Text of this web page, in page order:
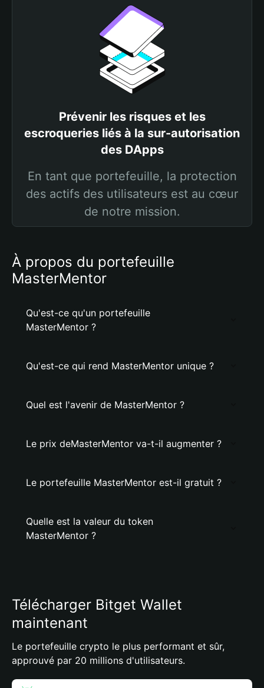
Prévenir les risques et les
escroqueries liés à la sur-autorisation
des DApps
En tant que portefeuille, la protection
des actifs des utilisateurs est au cœur
de notre mission.
À propos du portefeuille
MasterMentor
Qu'est-ce qu'un portefeuille
MasterMentor ?
Qu'est-ce qui rend MasterMentor unique ?
Quel est l'avenir de MasterMentor ?
Le prix deMasterMentor va-t-il augmenter ?
Le portefeuille MasterMentor est-il gratuit ?
Quelle est la valeur du token
MasterMentor ?
Télécharger Bitget Wallet
maintenant
Le portefeuille crypto le plus performant et sûr,
approuvé par 20 millions d'utilisateurs.